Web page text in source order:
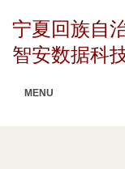
宁夏回族自
智安数据科
MENU